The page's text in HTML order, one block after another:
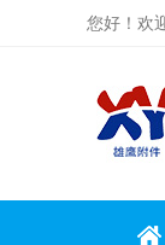
您好！欢